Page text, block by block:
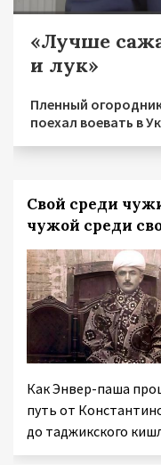
«Лучше
и лук»
Пленный
поехал воевать в
Свой среди
чужой среди
Как Энвер-паша
путь от
до таджикского